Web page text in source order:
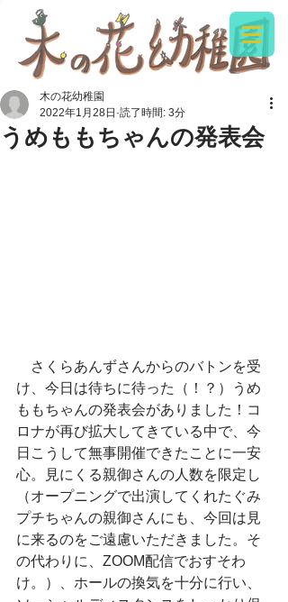
うめももちゃんの発表会
木の花幼稚園
2022年1月28日 読了時間: 3分
さくらあんずさんからのバトンを受
け、今日は待ちに待った（！？）うめ
ももちゃんの発表会がありました！コ
ロナが再び拡大してきている中で、今
日こうして無事開催できたことに一安
心。見にくる親御さんの人数を限定し
（オープニングで出演してくれたぐみ
プチちゃんの親御さんにも、今回は見
に来るのをご遠慮いただきました。そ
の代わりに、ZOOM配信でおすそわ
け。）、ホールの換気を十分に行い、